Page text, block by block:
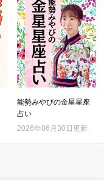
能勢みやびの金星星座
占い
2026年06月30日更新